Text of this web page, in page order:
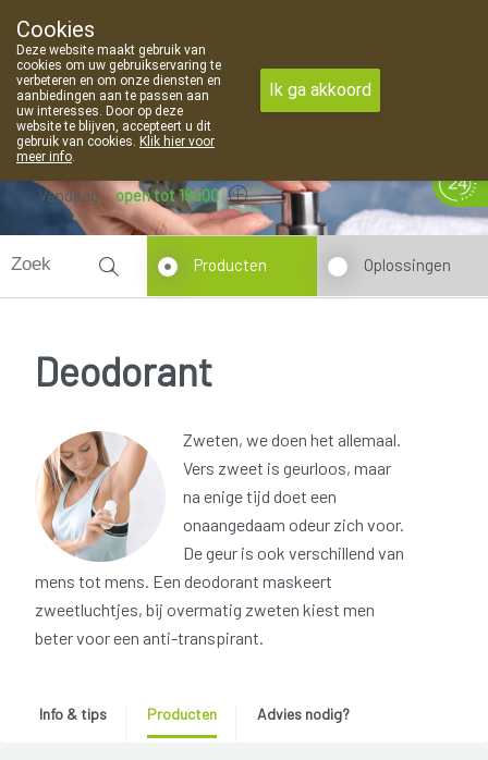
09 373 94 03
Vandaag open tot 19u00
Producten Oplossingen
Deodorant
Zweten, we doen het allemaal.
Vers zweet is geurloos, maar
na enige tijd doet een
onaangedaam odeur zich voor.
De geur is ook verschillend van
mens tot mens. Een deodorant maskeert
zweetluchtjes, bij overmatig zweten kiest men
beter voor een anti-transpirant.
Info & tips Producten Advies nodig?
Cookies
Deze website maakt gebruik van
cookies om uw gebruikservaring te
verbeteren en om onze diensten en
aanbiedingen aan te passen aan
uw interesses. Door op deze
website te blijven, accepteert u dit
gebruik van cookies. Klik hier voor
meer info.
Ik ga akkoord